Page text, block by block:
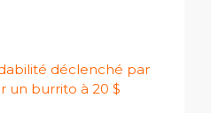
déclenché par
un burrito à 20 $